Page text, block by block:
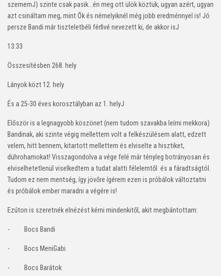
szememJ) szinte csak pasik…én meg ott ülök köztük, ugyan azért, ugyan
azt csináltam meg, mint Ők és némelyiknél még jobb eredménnyel is! Jó
persze Bandi már tiszteletbéli férfivé nevezett ki, de akkor isJ
13:33
Összesítésben 268. hely
Lányok közt 12. hely
És a 25-30 éves korosztályban az 1. helyJ
Először is a legnagyobb köszönet (nem tudom szavakba leírni mekkora)
Bandinak, aki szinte végig mellettem volt a felkészülésem alatt, edzett
velem, hitt bennem, kitartott mellettem és elviselte a hisztiket,
dührohamokat! Visszagondolva a vége felé már tényleg botrányosan és
elviselhetetlenül viselkedtem a tudat alatti félelemtől és a fáradtságtól.
Tudom ez nem mentség, így jövőre ígérem ezen is próbálok változtatni
és próbálok ember maradni a végére is!
Ezúton is szeretnék elnézést kérni mindenkitől, akit megbántottam:
- Bocs Bandi
- Bocs MeniGabi
- Bocs Barátok